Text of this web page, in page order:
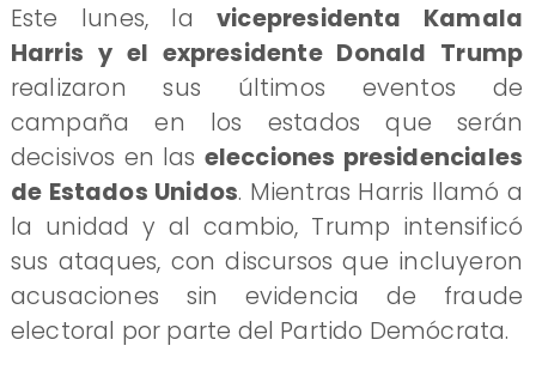
​Este lunes, lavicepresidenta Kamala
Harris y el expresidente Donald Trump
realizaron sus últimos eventos de
campaña en los estados que serán
decisivos en las elecciones presidenciales
de Estados Unidos. Mientras Harris llamó a
la unidad y al cambio, Trump intensificó
sus ataques, con discursos que incluyeron
acusaciones sin evidencia de fraude
electoral por parte del Partido Demócrata.